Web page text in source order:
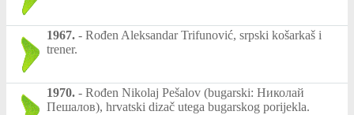
1967. - Rođen Aleksandar Trifunović, srpski košarkaš i
trener.
1970. - Rođen Nikolaj Pešalov (bugarski: Николай
Пешалов), hrvatski dizač utega bugarskog porijekla.